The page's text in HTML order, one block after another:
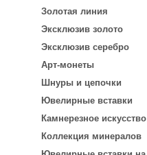
Золотая линия
Эксклюзив золото
Эксклюзив серебро
Арт-монеты
Шнуры и цепочки
Ювелирные вставки
Камнерезное искусство
Коллекция минералов